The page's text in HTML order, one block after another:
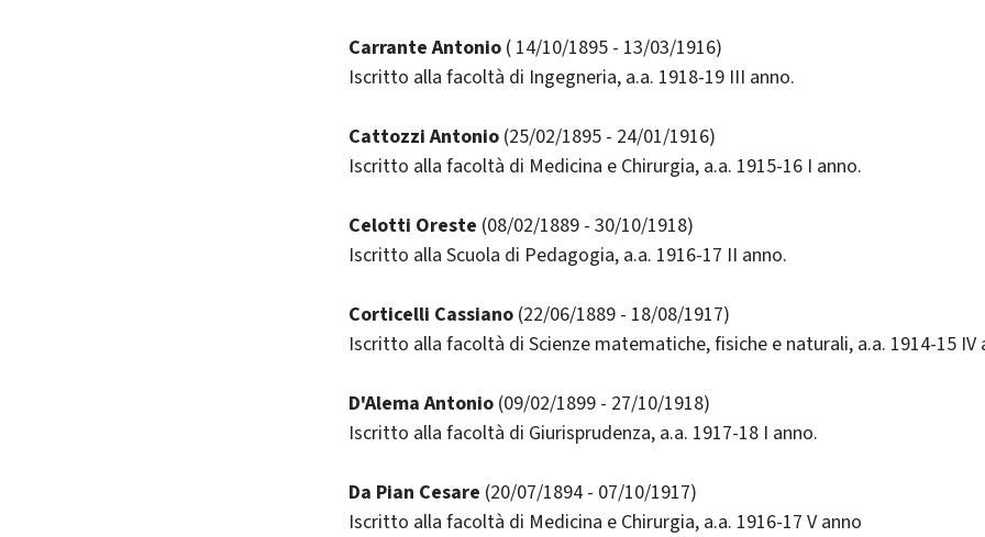
Carrante Antonio ( 14/10/1895 - 13/03/1916)
Iscritto alla facoltà di Ingegneria, a.a. 1918-19 III anno.
Cattozzi Antonio (25/02/1895 - 24/01/1916)
Iscritto alla facoltà di Medicina e Chirurgia, a.a. 1915-16 I anno.
Celotti Oreste (08/02/1889 - 30/10/1918)
Iscritto alla Scuola di Pedagogia, a.a. 1916-17 II anno.
Corticelli Cassiano (22/06/1889 - 18/08/1917)
Iscritto alla facoltà di Scienze matematiche, fisiche e naturali, a.a. 1914-15 IV
D'Alema Antonio (09/02/1899 - 27/10/1918)
Iscritto alla facoltà di Giurisprudenza, a.a. 1917-18 I anno.
Da Pian Cesare (20/07/1894 - 07/10/1917)
Iscritto alla facoltà di Medicina e Chirurgia, a.a. 1916-17 V anno